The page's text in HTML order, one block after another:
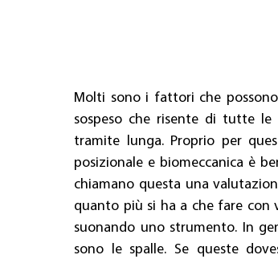
Molti sono i fattori che possono
sospeso che risente di tutte le
tramite lunga. Proprio per
posizionale e biomeccanica è
chiamano questa una
quanto più si ha a che fare con
suonando uno strumento. In
sono le spalle. Se queste